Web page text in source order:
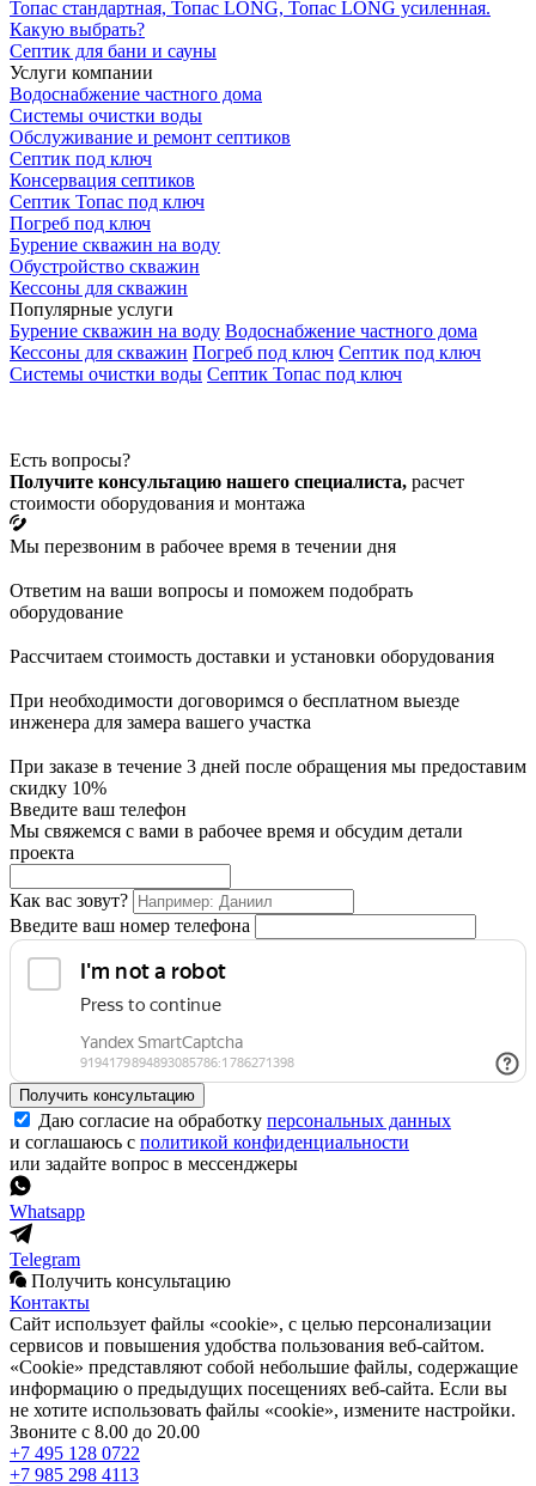
Топас стандартная, Топас LONG, Топас LONG усиленная.
Какую выбрать?
Септик для бани и сауны
Услуги компании
Водоснабжение частного дома
Системы очистки воды
Обслуживание и ремонт септиков
Септик под ключ
Консервация септиков
Септик Топас под ключ
Погреб под ключ
Бурение скважин на воду
Обустройство скважин
Кессоны для скважин
Популярные услуги
Бурение скважин на воду Водоснабжение частного дома
Кессоны для скважин Погреб под ключ Септик под ключ
Системы очистки воды Септик Топас под ключ
Есть вопросы?
Получите консультацию нашего специалиста, расчет
стоимости оборудования и монтажа
Мы перезвоним в рабочее время в течении дня
Ответим на ваши вопросы и поможем подобрать
оборудование
Рассчитаем стоимость доставки и установки оборудования
При необходимости договоримся о бесплатном выезде
инженера для замера вашего участка
При заказе в течение 3 дней после обращения мы предоставим
скидку 10%
Введите ваш телефон
Мы свяжемся с вами в рабочее время и обсудим детали
проекта
Как вас зовут?
Введите ваш номер телефона
Получить консультацию
Даю согласие на обработку персональных данных
и соглашаюсь с политикой конфиденциальности
или задайте вопрос в мессенджеры
Whatsapp
Telegram
Получить консультацию
Контакты
Сайт использует файлы «cookie», с целью персонализации
сервисов и повышения удобства пользования веб-сайтом.
«Cookie» представляют собой небольшие файлы, содержащие
информацию о предыдущих посещениях веб-сайта. Если вы
не хотите использовать файлы «cookie», измените настройки.
Звоните с 8.00 до 20.00
+7 495 128 0722
+7 985 298 4113